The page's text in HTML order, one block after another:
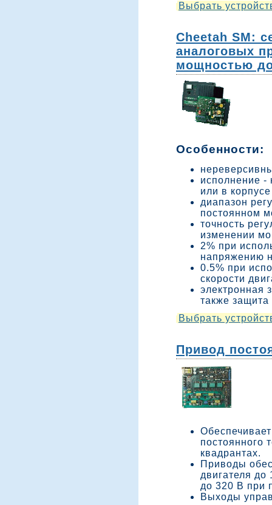
Выбрать
Cheetah SM:
аналоговых
мощностью
Особенности:
исполнение -
или в
диапазон
постоянном
точность
изменении
2% при
напряжению
0.5% при
скорости
электронная
также
Выбрать
Привод
постоянного
квадрантах.
Приводы
двигателя
до 320 В при
Выходы